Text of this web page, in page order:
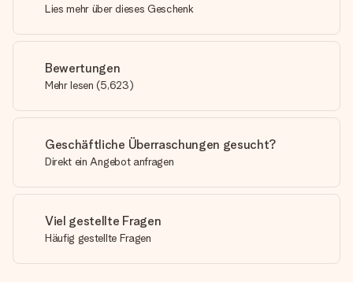
Lies mehr über dieses Geschenk
Bewertungen
Mehr lesen (5,623)
Geschäftliche Überraschungen gesucht?
Direkt ein Angebot anfragen
Viel gestellte Fragen
Häufig gestellte Fragen